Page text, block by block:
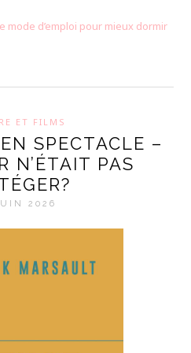
mode d’emploi pour mieux dormir
ET FILMS
SPECTACLE –
N’ÉTAIT PAS
2026